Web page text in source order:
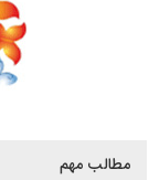
مطالب مهم